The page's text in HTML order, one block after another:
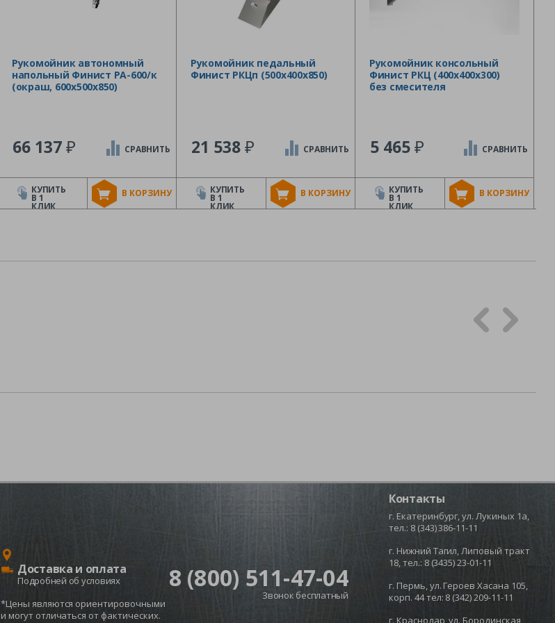
Рукомойник автономный
напольный Финист РА-600/к
(окраш, 600х500х850)
66 137₽
В КОРЗИНУ
СРАВНИТЬ
КУПИТЬ
В 1
КЛИК
Рукомойник педальный
Финист РКЦп (500х400х850)
21 538₽
В КОРЗИНУ
СРАВНИТЬ
КУПИТЬ
В 1
КЛИК
Рукомойник консольный
Финист РКЦ (400х400х300)
без смесителя
5 465₽
В КОРЗИНУ
СРАВНИТЬ
КУПИТЬ
В 1
КЛИК
Доставка и оплата
Подробней об условиях 8 (800) 511-47-04
Звонок бесплатный
*Цены являются ориентировочными
и могут отличаться от фактических.
Контакты
г. Екатеринбург, ул. Лукиных 1а,
тел.: 8 (343) 386-11-11
г. Нижний Тагил, Липовый тракт
18, тел.: 8 (3435) 23-01-11
г. Пермь, ул. Героев Хасана 105,
корп. 44 тел: 8 (342) 209-11-11